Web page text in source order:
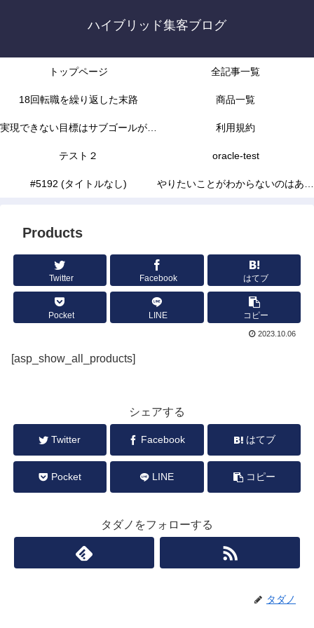
ハイブリッド集客ブログ
トップページ 全記事一覧
18回転職を繰り返した末路 商品一覧
実現できない目標はサブゴールがな
かったから
利用規約
テスト２ oracle-test
#5192 (タイトルなし) やりたいことがわからないのはあな
Products
Twitter Facebook はてブ
Pocket LINE コピー
2023.10.06
[asp_show_all_products]
シェアする
Twitter Facebook はてブ
Pocket LINE コピー
タダノをフォローする
タダノ